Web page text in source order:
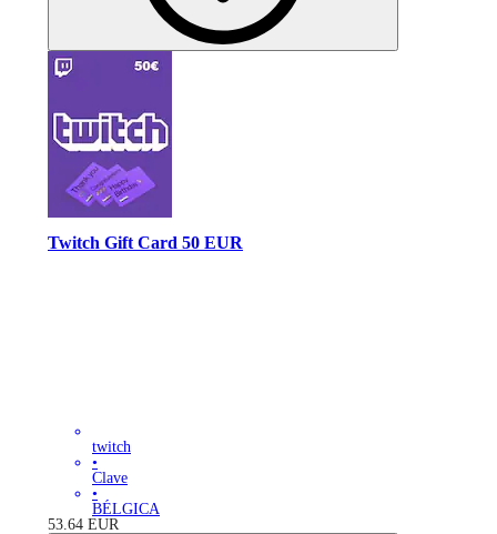
Twitch Gift Card 50 EUR
twitch
•
Clave
•
BÉLGICA
53.64 EUR